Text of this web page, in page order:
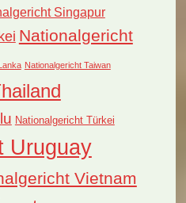
Singapur
Nationalgericht
Nationalgericht Taiwan
Nationalgericht Türkei
Uruguay
Vietnam